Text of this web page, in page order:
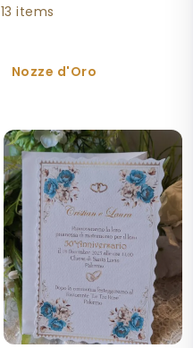
13 items
Nozze d'Oro